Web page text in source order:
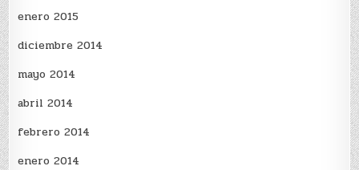
enero 2015
diciembre 2014
mayo 2014
abril 2014
febrero 2014
enero 2014